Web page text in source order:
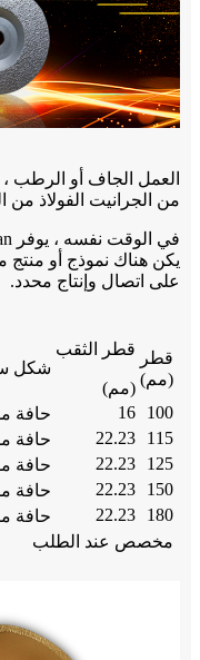
العمل الجاف أو الرطب ،
من الجرانيت الفولاذ
يكن هناك نموذج أو
على اتصال وإنتاج محدد.
قطر
(مم)
قطر الثقب
(مم)
شكل
100
16 حافة
115
22.23 حافة
125
22.23 حافة
150
22.23 حافة
180
22.23 حافة
مخصص عند الطلب